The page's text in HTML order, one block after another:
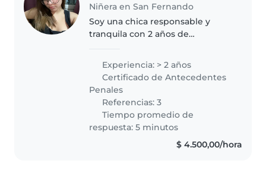
Niñera en San Fernando
Soy una chica responsable y
tranquila con 2 años de
pequeños y preescolares,
incluyendo a niños con autismo.
Me encanta ayudar con
manualidades y me llevo..
Experiencia: > 2 años
Certificado de Antecedentes
Penales
Referencias: 3
Tiempo promedio de
respuesta: 5 minutos
$ 4.500,00/hora